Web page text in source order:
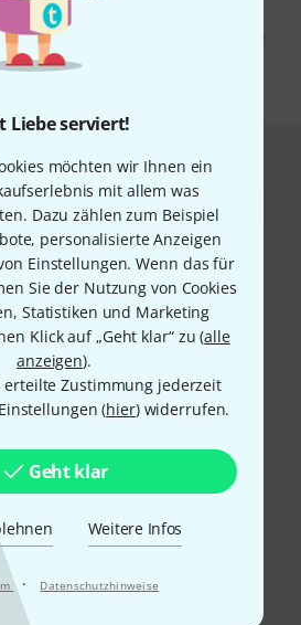
Liebe serviert!
möchten wir Ihnen ein
mit allem was
Dazu zählen zum Beispiel
personalisierte Anzeigen
Einstellungen. Wenn das für
Sie der Nutzung von Cookies
Statistiken und Marketing
Klick auf „Geht klar“ zu (alle
anzeigen).
erteilte Zustimmung jederzeit
(hier) widerrufen.
Geht klar
Weitere Infos
· Datenschutzhinweise
des E-Mail-Nutzungsverhaltens zu. Die
Weitere Informationen finden Sie in
Datenschutzhinweisen
und sicher per Nachnahme,
Pay,Klarna Sofort bezahlen
oder Kreditkarte.
Garantie